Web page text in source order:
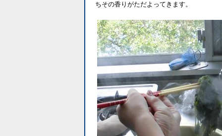
ちその香りがただよってきます。